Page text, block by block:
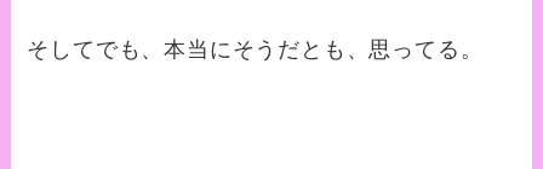
そしてでも、本当にそうだとも、思ってる。